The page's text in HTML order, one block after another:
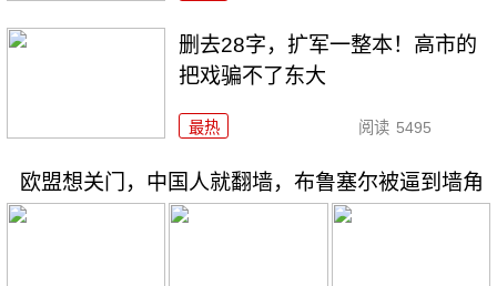
删去28字，扩军一整本！高市的
把戏骗不了东大
最热 阅读 5495
欧盟想关门，中国人就翻墙，布鲁塞尔被逼到墙角